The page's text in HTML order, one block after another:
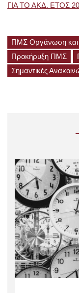
ΓΙΑ ΤΟ ΑΚΔ. ΕΤΟΣ
ΠΜΣ Οργάνωση και
Προκήρυξη ΠΜΣ
Σημαντικές